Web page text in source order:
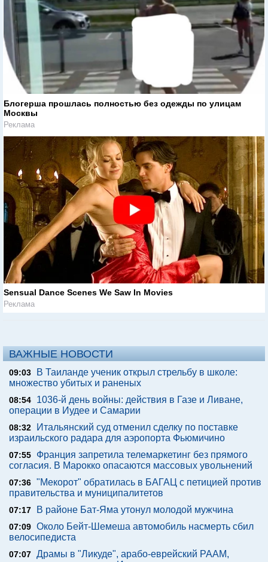
Блогерша прошлась полностью без одежды по улицам
Москвы
Реклама
Sensual Dance Scenes We Saw In Movies
Реклама
ВАЖНЫЕ НОВОСТИ
09:03
В Таиланде ученик открыл стрельбу в школе:
множество убитых и раненых
08:54
1036-й день войны: действия в Газе и Ливане,
операции в Иудее и Самарии
08:32
Итальянский суд отменил сделку по поставке
израильского радара для аэропорта Фьюмичино
07:55
Франция запретила телемаркетинг без прямого
согласия. В Марокко опасаются массовых увольнений
07:36 "Мекорот" обратилась в БАГАЦ с петицией против
правительства и муниципалитетов
07:17 В районе Бат-Яма утонул молодой мужчина
07:09 Около Бейт-Шемеша автомобиль насмерть сбил
велосипедиста
07:07 Драмы в "Ликуде", арабо-еврейский РААМ,